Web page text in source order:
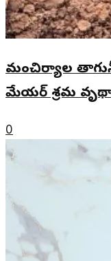
మంచిర్యాల
మేయర్ శ్రమ
0